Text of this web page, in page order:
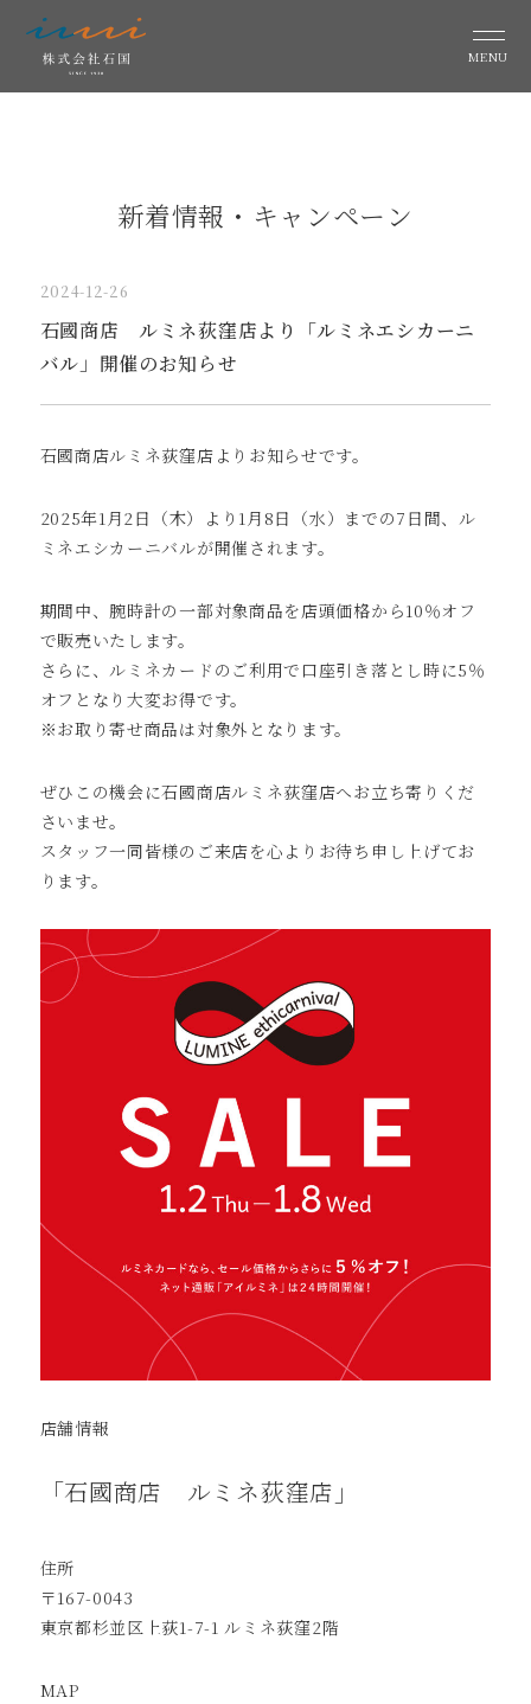
MENU
新着情報・キャンペーン
2024-12-26
石國商店 ルミネ荻窪店より「ルミネエシカーニ
バル」開催のお知らせ
石國商店ルミネ荻窪店よりお知らせです。
2025年1月2日（木）より1月8日（水）までの7日間、ル
ミネエシカーニバルが開催されます。
期間中、腕時計の一部対象商品を店頭価格から10％オフ
で販売いたします。
さらに、ルミネカードのご利用で口座引き落とし時に5％
オフとなり大変お得です。
※お取り寄せ商品は対象外となります。
ぜひこの機会に石國商店ルミネ荻窪店へお立ち寄りくだ
さいませ。
スタッフ一同皆様のご来店を心よりお待ち申し上げてお
ります。
店舗情報
「石國商店 ルミネ荻窪店」
住所
〒167-0043
東京都杉並区上荻1-7-1 ルミネ荻窪2階
MAP